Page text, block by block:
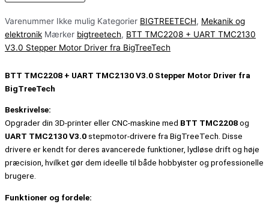
Varenummer Ikke mulig Kategorier BIGTREETECH, Mekanik og
elektronik Mærker bigtreetech, BTT TMC2208 + UART TMC2130
V3.0 Stepper Motor Driver fra BigTreeTech
BTT TMC2208 + UART TMC2130 V3.0 Stepper Motor Driver fra
BigTreeTech
Beskrivelse:
Opgrader din 3D-printer eller CNC-maskine med BTT TMC2208og
UART TMC2130 V3.0 stepmotor-drivere fra BigTreeTech. Disse
drivere er kendt for deres avancerede funktioner, lydløse drift og høje
præcision, hvilket gør dem ideelle til både hobbyister og professionelle
brugere.
Funktioner og fordele: